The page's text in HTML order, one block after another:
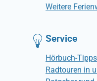
Weitere
Service
Hörbuch-
Radtouren in